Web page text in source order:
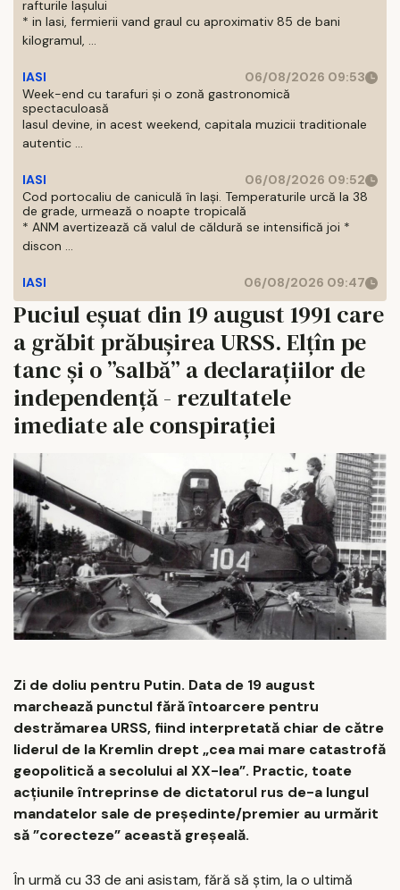
rafturile Iașului
* in Iasi, fermierii vand graul cu aproximativ 85 de bani
kilogramul, ...
IASI
06/08/2026 09:53
Week-end cu tarafuri și o zonă gastronomică
spectaculoasă
Iasul devine, in acest weekend, capitala muzicii traditionale
autentic ...
IASI
06/08/2026 09:52
Cod portocaliu de caniculă în Iași. Temperaturile urcă la 38
de grade, urmează o noapte tropicală
* ANM avertizează că valul de căldură se intensifică joi *
discon ...
IASI 06/08/2026 09:47
Puciul eșuat din 19 august 1991 care
a grăbit prăbușirea URSS. Elțîn pe
tanc și o ”salbă” a declarațiilor de
independență - rezultatele
imediate ale conspirației
Zi de doliu pentru Putin. Data de 19 august
marchează punctul fără întoarcere pentru
destrămarea URSS, fiind interpretată chiar de către
liderul de la Kremlin drept „cea mai mare catastrofă
geopolitică a secolului al XX-lea”. Practic, toate
acțiunile întreprinse de dictatorul rus de-a lungul
mandatelor sale de președinte/premier au urmărit
să ”corecteze” această greșeală.
În urmă cu 33 de ani asistam, fără să știm, la o ultimă